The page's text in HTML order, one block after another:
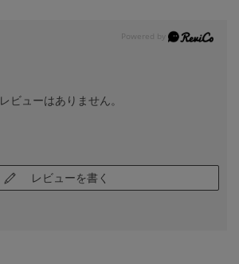
レビューはありません。
レビューを書く